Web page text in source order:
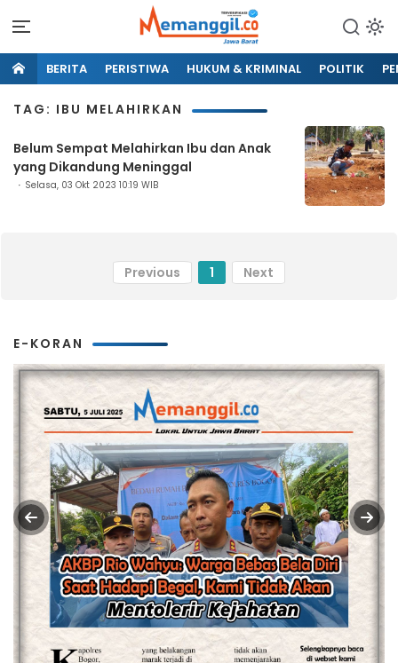
BERITA PERISTIWA HUKUM & KRIMINAL POLITIK
TAG: IBU MELAHIRKAN
Belum Sempat Melahirkan Ibu dan Anak
yang Dikandung Meninggal
Selasa, 03 Okt 2023 10:19 WIB
Previous 1 Next
E-KORAN